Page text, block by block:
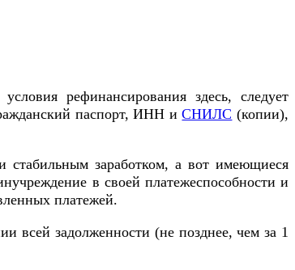
рефинансирования здесь, следует
паспорт, ИНН иСНИЛС (копии),
стабильным заработком, а вот имеющиеся
в своей платежеспособности и
платежей.
всей задолженности (не позднее, чем за 1